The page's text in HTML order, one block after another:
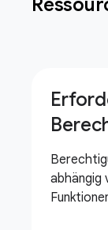
abhängig